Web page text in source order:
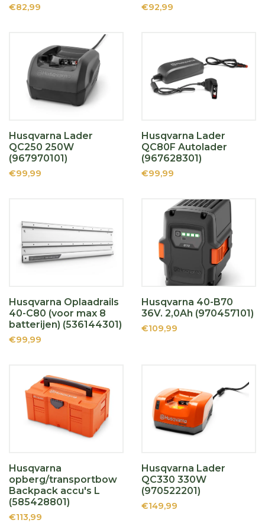
€82,99 €92,99
Husqvarna Lader
QC250 250W
(967970101)
€99,99
Husqvarna Lader
QC80F Autolader
(967628301)
€99,99
Husqvarna Oplaadrails
40-C80 (voor max 8
batterijen) (536144301)
€99,99
Husqvarna 40-B70
36V. 2,0Ah (970457101)
€109,99
Husqvarna
opberg/transportbow
Backpack accu's L
(585428801)
€113,99
Husqvarna Lader
QC330 330W
(970522201)
€149,99